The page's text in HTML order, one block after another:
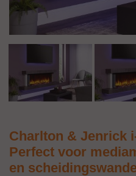
Charlton & Jenrick
Perfect voor
en